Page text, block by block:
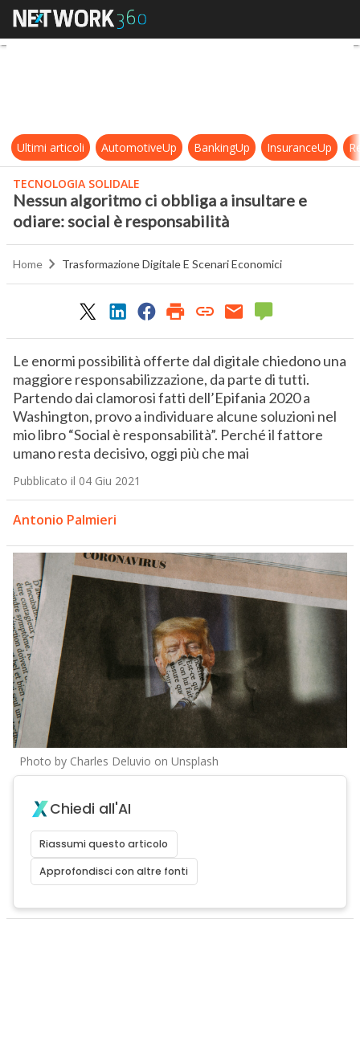
Nessun algoritmo ci obbliga a
Ultimi articoli AutomotiveUp BankingUp InsuranceUp
TECNOLOGIA SOLIDALE
Nessun algoritmo ci obbliga a insultare e
odiare: social è responsabilità
Home Trasformazione Digitale E Scenari Economici
Le enormi possibilità offerte dal digitale chiedono una
maggiore responsabilizzazione, da parte di tutti.
Partendo dai clamorosi fatti dell’Epifania 2020 a
Washington, provo a individuare alcune soluzioni nel
mio libro “Social è responsabilità”. Perché il fattore
umano resta decisivo, oggi più che mai
Pubblicato il 04 Giu 2021
Antonio Palmieri
Photo by Charles Deluvio on Unsplash
Chiedi all'AI
Riassumi questo articolo
Approfondisci con altre fonti